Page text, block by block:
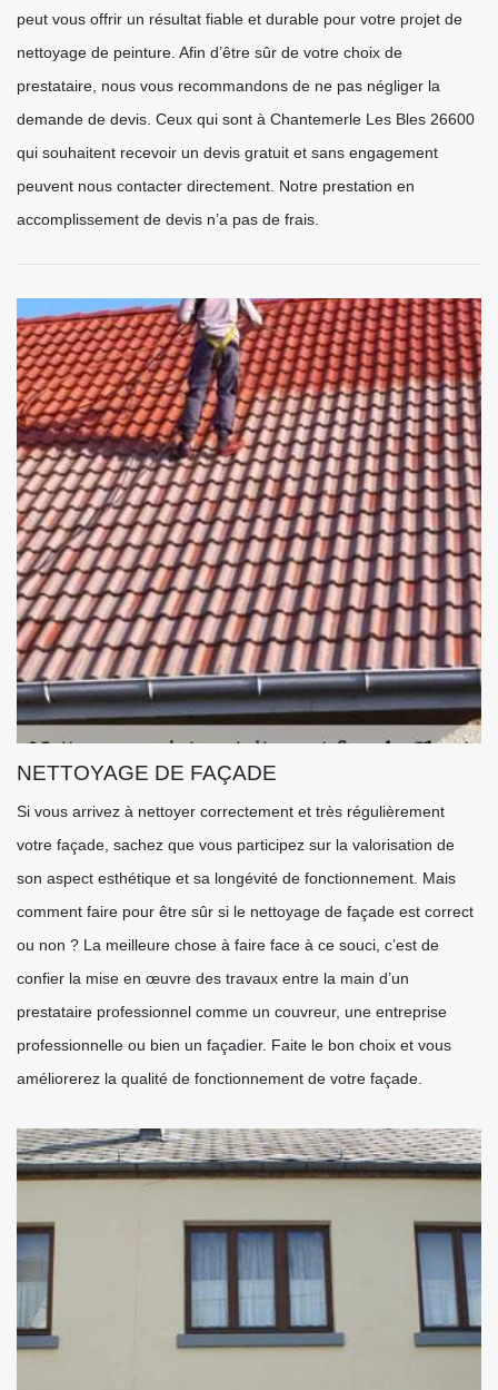
peut vous offrir un résultat fiable et durable pour votre projet de
nettoyage de peinture. Afin d’être sûr de votre choix de
prestataire, nous vous recommandons de ne pas négliger la
demande de devis. Ceux qui sont à Chantemerle Les Bles 26600
qui souhaitent recevoir un devis gratuit et sans engagement
peuvent nous contacter directement. Notre prestation en
accomplissement de devis n’a pas de frais.
NETTOYAGE DE FAÇADE
Si vous arrivez à nettoyer correctement et très régulièrement
votre façade, sachez que vous participez sur la valorisation de
son aspect esthétique et sa longévité de fonctionnement. Mais
comment faire pour être sûr si le nettoyage de façade est correct
ou non ? La meilleure chose à faire face à ce souci, c’est de
confier la mise en œuvre des travaux entre la main d’un
prestataire professionnel comme un couvreur, une entreprise
professionnelle ou bien un façadier. Faite le bon choix et vous
améliorerez la qualité de fonctionnement de votre façade.